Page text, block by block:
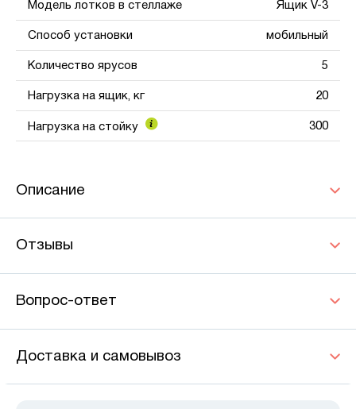
Модель лотков в стеллаже Ящик V-3
Способ установки мобильный
Количество ярусов 5
Нагрузка на ящик, кг 20
Нагрузка на стойку 300
Описание
Отзывы
Вопрос-ответ
Доставка и самовывоз